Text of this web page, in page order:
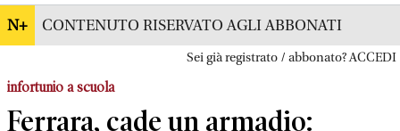
N+ CONTENUTO RISERVATO AGLI ABBONATI
Sei già registrato / abbonato? ACCEDI
infortunio a scuola
Ferrara, cade un armadio: